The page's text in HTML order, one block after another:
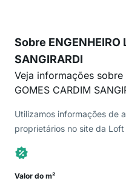
Sobre ENGENHEIRO
SANGIRARDI
Veja informações sobre
GOMES CARDIM
Utilizamos informações de
proprietários no site da
Valor do m²